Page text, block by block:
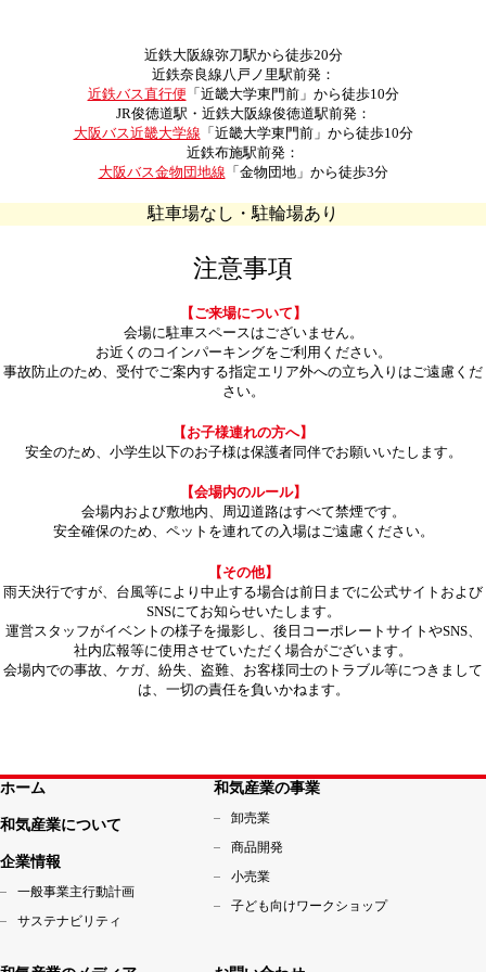
近鉄大阪線弥刀駅から徒歩20分
近鉄奈良線八戸ノ里駅前発：
近鉄バス直行便 「近畿大学東門前」から徒歩10分
JR俊徳道駅・近鉄大阪線俊徳道駅前発：
大阪バス近畿大学線 「近畿大学東門前」から徒歩10分
近鉄布施駅前発：
大阪バス金物団地線 「金物団地」から徒歩3分
駐車場なし・駐輪場あり
注意事項
【ご来場について】
会場に駐車スペースはございません。
お近くのコインパーキングをご利用ください。
事故防止のため、受付でご案内する指定エリア外への立ち入りはご遠慮くだ
さい。
【お子様連れの方へ】
安全のため、小学生以下のお子様は保護者同伴でお願いいたします。
【会場内のルール】
会場内および敷地内、周辺道路はすべて禁煙です。
安全確保のため、ペットを連れての入場はご遠慮ください。
【その他】
雨天決行ですが、台風等により中止する場合は前日までに公式サイトおよび
SNSにてお知らせいたします。
運営スタッフがイベントの様子を撮影し、後日コーポレートサイトやSNS、
社内広報等に使用させていただく場合がございます。
会場内での事故、ケガ、紛失、盗難、お客様同士のトラブル等につきまして
は、一切の責任を負いかねます。
ホーム
和気産業について
企業情報
一般事業主行動計画
サステナビリティ
和気産業の事業
卸売業
商品開発
小売業
子ども向けワークショップ